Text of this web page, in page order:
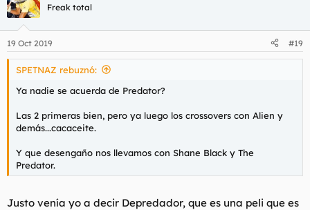
c
i
e
s
Freak total
19 Oct 2019 #19
SPETNAZ rebuznó:
Ya nadie se acuerda de Predator?
Las 2 primeras bien, pero ya luego los crossovers con Alien y
demás...cacaceite.
Y que desengaño nos llevamos con Shane Black y The
Predator.
Justo venía yo a decir Depredador, que es una peli que es